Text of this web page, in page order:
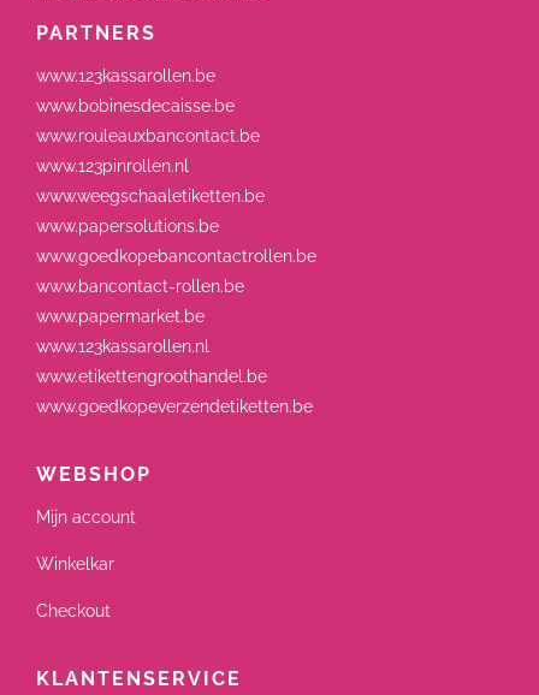
PARTNERS
www.123kassarollen.be
www.bobinesdecaisse.be
www.rouleauxbancontact.be
www.123pinrollen.nl
www.weegschaaletiketten.be
www.papersolutions.be
www.goedkopebancontactrollen.be
www.bancontact-rollen.be
www.papermarket.be
www.123kassarollen.nl
www.etikettengroothandel.be
www.goedkopeverzendetiketten.be
WEBSHOP
Mijn account
Winkelkar
Checkout
KLANTENSERVICE